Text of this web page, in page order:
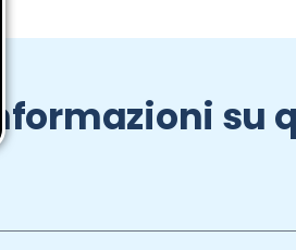
Informazioni su